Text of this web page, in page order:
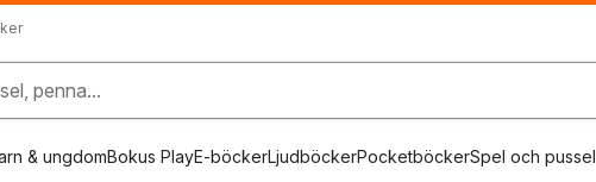
penna...
& ungdomBokus PlayE-böckerLjudböckerPocketböckerSpel och pussel